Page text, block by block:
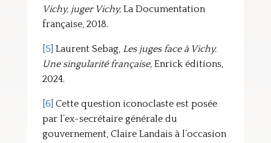
Vichy, juger Vichy, La Documentation
française, 2018.
[5] Laurent Sebag, Les juges face à Vichy.
Une singularité française, Enrick éditions,
2024.
[6] Cette question iconoclaste est posée
par l’ex-secrétaire générale du
gouvernement, Claire Landais à l’occasion